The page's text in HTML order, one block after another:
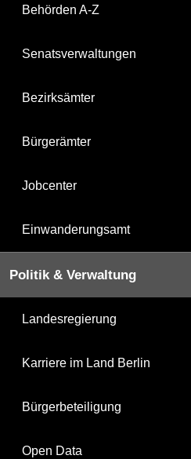
Behörden A-Z
Senatsverwaltungen
Bezirksämter
Bürgerämter
Jobcenter
Einwanderungsamt
Politik & Verwaltung
Landesregierung
Karriere im Land Berlin
Bürgerbeteiligung
Open Data